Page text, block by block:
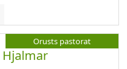
Orusts pastorat